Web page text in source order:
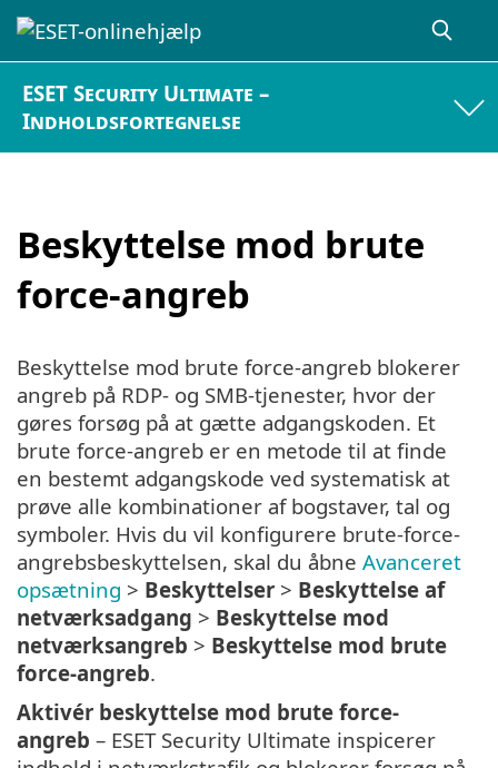
ESET Security Ultimate –
Indholdsfortegnelse
Beskyttelse mod brute
force-angreb
Beskyttelse mod brute force-angreb blokerer
angreb på RDP- og SMB-tjenester, hvor der
gøres forsøg på at gætte adgangskoden. Et
brute force-angreb er en metode til at finde
en bestemt adgangskode ved systematisk at
prøve alle kombinationer af bogstaver, tal og
symboler. Hvis du vil konfigurere brute-force-
angrebsbeskyttelsen, skal du åbne Avanceret
opsætning > Beskyttelser > Beskyttelse af
netværksadgang > Beskyttelse mod
netværksangreb > Beskyttelse mod brute
force-angreb.
Aktivér beskyttelse mod brute force-
angreb – ESET Security Ultimate inspicerer